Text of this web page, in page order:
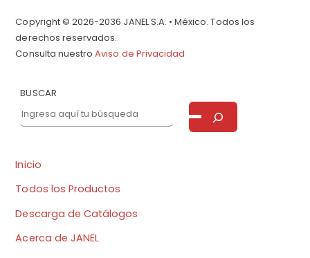
Copyright © 2026-2036 JANEL S.A. • México. Todos los
derechos reservados.
Consulta nuestroAviso de Privacidad
BUSCAR
Inicio
Todos los Productos
Descarga de Catálogos
Acerca de JANEL